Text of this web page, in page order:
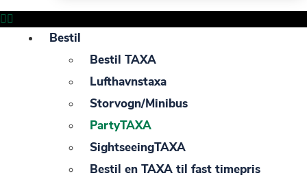
Bestil
Bestil TAXA
Lufthavnstaxa
Storvogn/Minibus
PartyTAXA
SightseeingTAXA
Bestil en TAXA til fast timepris